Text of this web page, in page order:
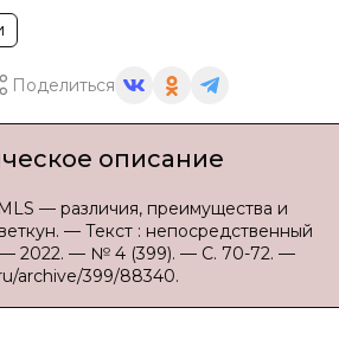
Поделиться
описание
— различия, преимущества и
— Текст : непосредственный
2022. — № 4 (399). — С. 70-72. —
archive/399/88340.